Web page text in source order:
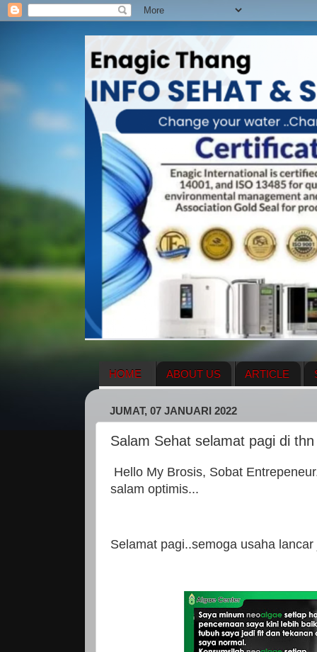
HOME ABOUT US ARTICLE
ENAGIC COMPENSATION PLAN
JUMAT, 07 JANUARI 2022
Salam Sehat selamat pagi di
Hello My Brosis, Sobat
salam optimis...
Selamat pagi..semoga usaha lancar